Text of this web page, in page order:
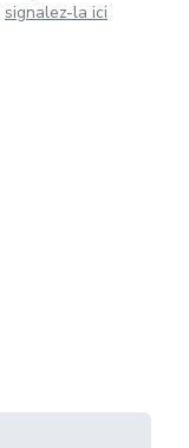
signalez-la ici